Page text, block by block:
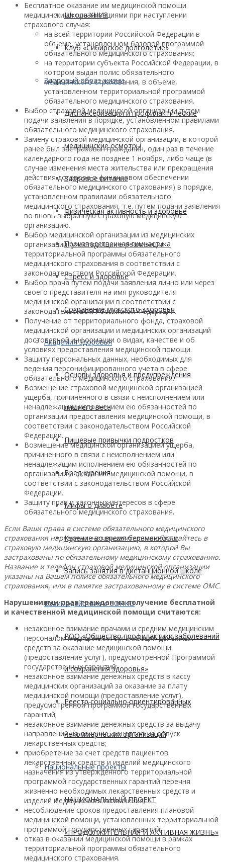
Школа ХНИЗ
Клуб «Сибирское долголетие»
Здоровый образ жизни
Диспансеризация и профилактические
медицинские осмотры
Здоровое питание
Физическая активность и здоровье
Производственная гимнастика
Стресс и здоровье
Сохранение мужского здоровья
Академия здоровья
Основы здоровья и предупреждения
лишнего веса
Пищевые привычки подростков
Вред курения
Мифы о диабете
Курение во время беременности
Запись занятия в дистанционной школе
Взаимодействие с СОНКО
РОО «Общество профилактики заболеваний
и сохранения здоровья»
Реестр социально ориентированных
некоммерческих организаций
Национальные проекты
НАЦИОНАЛЬНЫЙ ПРОЕКТ
«ПРОДОЛЖИТЕЛЬНАЯ И АКТИВНАЯ ЖИЗНЬ»
Бесплатное оказание им медицинской помощи
медицинскими организациями при наступлении
страхового случая:
на всей территории Российской Федерации в
объеме, установленном базовой программой
обязательного медицинского страхования;
на территории субъекта Российской Федерации, в
котором выдан полис обязательного
медицинского страхования, в объеме,
установленном территориальной программой
обязательного медицинского страхования.
Выбор страховой медицинской организации путем
подачи заявления в порядке, установленном правилами
обязательного медицинского страхования.
Замену страховой медицинской организации, в которой
ранее был застрахован гражданин, один раз в течение
календарного года не позднее 1 ноября, либо чаще (в
случае изменения места жительства или прекращения
действия договора о финансовом обеспечении
обязательного медицинского страхования) в порядке,
установленном правилами обязательного
медицинского страхования, т.е. путем подачи заявления
во вновь выбранную страховую медицинскую
организацию.
Выбор медицинской организации из медицинских
организаций, участвующих в реализации
территориальной программы обязательного
медицинского страхования в соответствии с
законодательством Российской Федерации.
Выбор врача путем подачи заявления лично или через
своего представителя на имя руководителя
медицинской организации в соответствии с
законодательством Российской Федерации.
Получение от территориального фонда, страховой
медицинской организации и медицинских организаций
достоверной информации о видах, качестве и об
условиях предоставления медицинской помощи.
Защиту персональных данных, необходимых для
ведения персонифицированного учета в сфере
обязательного медицинского страхования.
Возмещение страховой медицинской организацией
ущерба, причиненного в связи с неисполнением или
ненадлежащим исполнением ею обязанностей по
организации предоставления медицинской помощи, в
соответствии с законодательством Российской
Федерации.
Возмещение медицинской организацией ущерба,
причиненного в связи с неисполнением или
ненадлежащим исполнением ею обязанностей по
организации и оказанию медицинской помощи, в
соответствии с законодательством Российской
Федерации.
Защиту прав и законных интересов в сфере
обязательного медицинского страхования.
Если Ваши права в системе обязательного медицинского
страхования нарушены, незамедлительно обращайтесь в
страховую медицинскую организацию, в которой Вы
застрахованы по обязательному медицинскому страхованию.
Название и телефон страховой медицинской организации
указаны на Вашем полисе обязательного медицинского
страхования, или в памятке застрахованному в системе ОМС.
Нарушениями прав граждан на получение бесплатной
и качественной медицинской помощи считаются:
незаконное взимание врачами и средним медицинским
персоналом медицинских организаций денежных
средств за оказание медицинской помощи
(предоставление услуг), предусмотренной Программой
государственных гарантий;
незаконное взимание денежных средств в кассу
медицинских организаций за оказание за плату
медицинской помощи (предоставление услуг),
предусмотренной Программой государственных
гарантий;
незаконное взимание денежных средств за выдачу
направлений на лечение, рецептов на отпуск
лекарственных средств;
приобретение за счет средств пациентов
лекарственных средств и изделий медицинского
назначения из утвержденного территориальной
программой государственных гарантий перечня
жизненно необходимых лекарственных средств и
изделий медицинского назначения;
несоблюдение сроков предоставления плановой
медицинской помощи, установленных территориальной
программой государственных гарантий;
отказ в оказании медицинской помощи в рамках
территориальной программы обязательного
медицинского страхования.